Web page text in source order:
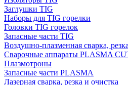
Заглушки TIG
Наборы для TIG горелки
Головки TIG горелок
Запасные части TIG
Воздушно-плазменная сварка,
Сварочные аппараты PLASMA
Плазмотроны
Запасные части PLASMA
Лазерная сварка, резка и очистка